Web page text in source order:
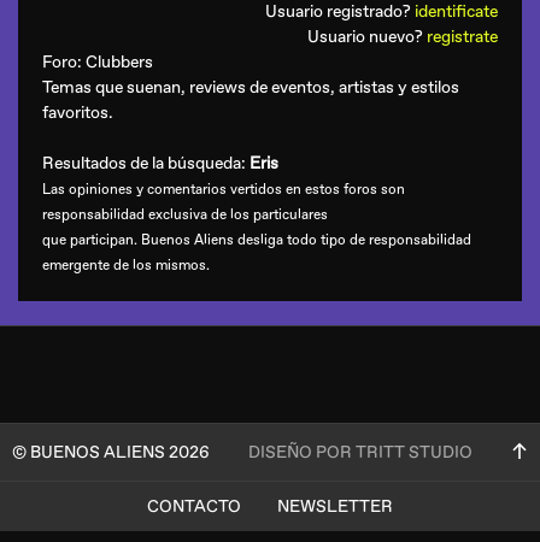
Usuario registrado? identificate
Usuario nuevo? registrate
Foro: Clubbers
Temas que suenan, reviews de eventos, artistas y estilos
favoritos.
Resultados de la búsqueda: Eris
Las opiniones y comentarios vertidos en estos foros son
responsabilidad exclusiva de los particulares
que participan. Buenos Aliens desliga todo tipo de responsabilidad
emergente de los mismos.
© BUENOS ALIENS 2026 DISEÑO POR TRITT STUDIO
CONTACTO
NEWSLETTER